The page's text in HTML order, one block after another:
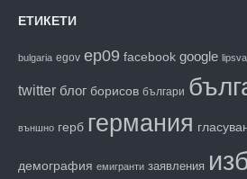
ЕТИКЕТИ
bulgaria egov ep09 facebook google lipsva
twitter блог борисов българи
външно герб германия
демография емигранти заявления